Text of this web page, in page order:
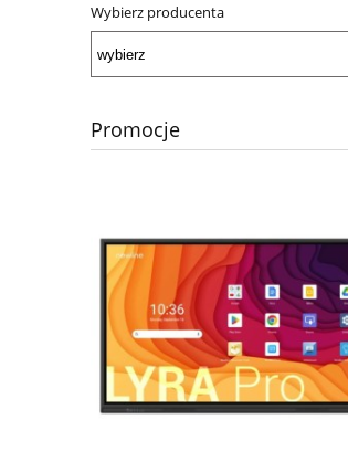
Wybierz producenta
Promocje